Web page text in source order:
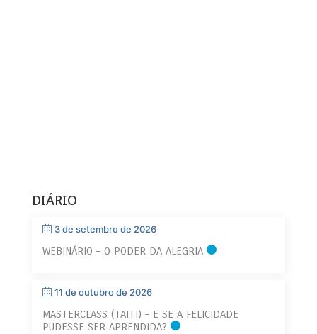
DIÁRIO
3 de setembro de 2026
WEBINÁRIO – O PODER DA ALEGRIA
11 de outubro de 2026
MASTERCLASS (TAITI) – E SE A FELICIDADE
PUDESSE SER APRENDIDA?